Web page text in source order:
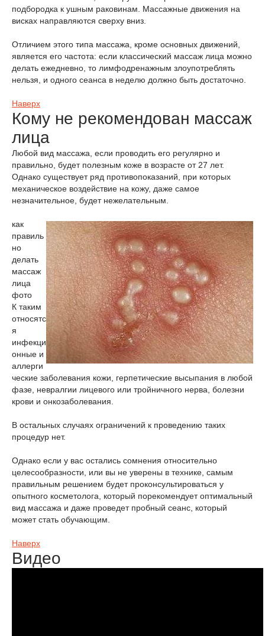
подбородка к ушным раковинам. Массажные движения на
висках направляются сверху вниз.
Отличием этого типа массажа, кроме основных движений,
является его частота: если классический массаж лица можно
делать ежедневно, то лимфодренажным злоупотреблять
нельзя, и одного сеанса в неделю должно быть достаточно.
Наверх
Кому не рекомендован массаж
лица
Любой вид массажа, если проводить его регулярно и
правильно, будет полезным коже в возрасте от 27 лет.
Однако существует ряд противопоказаний, при которых
механическое воздействие на кожу, даже самое
незначительное, будет нежелательным.
как
правиль
но
делать
массаж
лица
фото
К таким
относятс
я
инфекци
онные и
аллерги
ческие заболевания кожи, герпетические высыпания в любой
фазе, невралгии лицевого или тройничного нерва, болезни
крови и онкозаболевания.
В остальных случаях ограничений к проведению таких
процедур нет.
Однако если у вас остались сомнения относительно
целесообразности, или вы не уверены в технике, самым
правильным решением будет проконсультироваться у
опытного косметолога, который порекомендует оптимальный
вид массажа и даже проведет пробный сеанс, который
может стать обучающим.
Наверх
Видео